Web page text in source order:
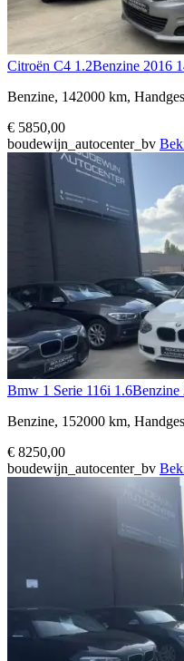
Citroën C4 1.2Benzine 2016
Benzine, 142000 km,
€ 5850,00
boudewijn_autocenter_bv
Bmw 1 Serie 116i
Benzine, 152000 km,
€ 8250,00
boudewijn_autocenter_bv